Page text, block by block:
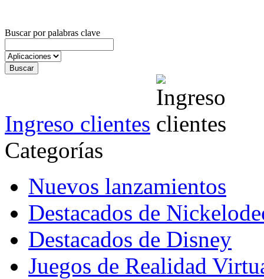
Buscar por palabras clave
Ingreso clientes
Categorías
Nuevos lanzamientos
Destacados de
Destacados de Disney
Juegos de Realidad